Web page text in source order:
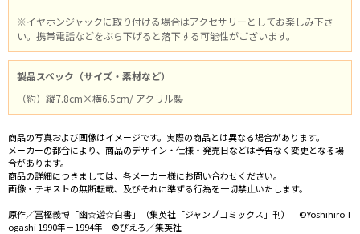
※イヤホンジャックに取り付ける場合はアクセサリーとしてお楽しみ下さ
い。携帯電話などをぶら下げると落下する可能性がございます。
製品スペック（サイズ・素材など）
（約）縦7.8cm×横6.5cm/ アクリル製
商品の写真および画像はイメージです。実際の商品とは異なる場合があります。
メーカーの都合により、商品のデザイン・仕様・発売日などは予告なく変更となる場
合があります。
商品の詳細につきましては、各メーカー様にお問い合わせください。
画像・テキストの無断転載、及びそれに準ずる行為を一切禁止いたします。
原作／冨樫義博「幽☆遊☆白書」（集英社「ジャンプコミックス」刊） ©Yoshihiro T
ogashi 1990年－1994年 ©ぴえろ／集英社